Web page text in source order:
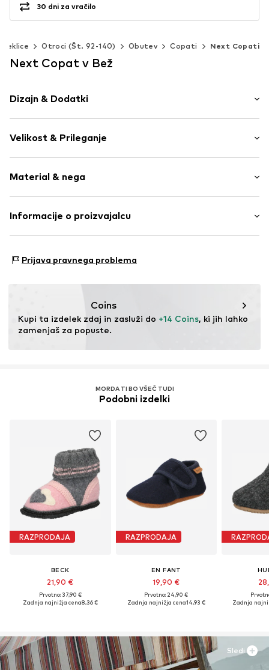
30 dni za vračilo
Deklice Otroci (Št. 92-140) Obutev Copati Next Copati
Next Copat v Bež
Dizajn & Dodatki
Okrogla špica
Brez robov
Fleksibilen tekaški podplat
Št. NXTrctv001000004
Velikost & Prileganje
Material & nega
Zgornji material: Poliester – PES
Država izvora: Kitajska
Informacije o proizvajalcu
81379 München
Prijava pravnega problema
Coins
Kupi ta izdelek zdaj in zasluži do +14 Coins, ki jih lahko
zamenjaš za popuste.
MORDA TI BO VŠEČ TUDI
Podobni izdelki
RAZPRODAJA
BECK
21,90 €
Prvotno: 37,90 €
Zadnja najnižja cena8,36 €
RAZPRODAJA
EN FANT
19,90 €
Prvotno: 24,90 €
Zadnja najnižja cena14,93 €
Zadnja
Sledi